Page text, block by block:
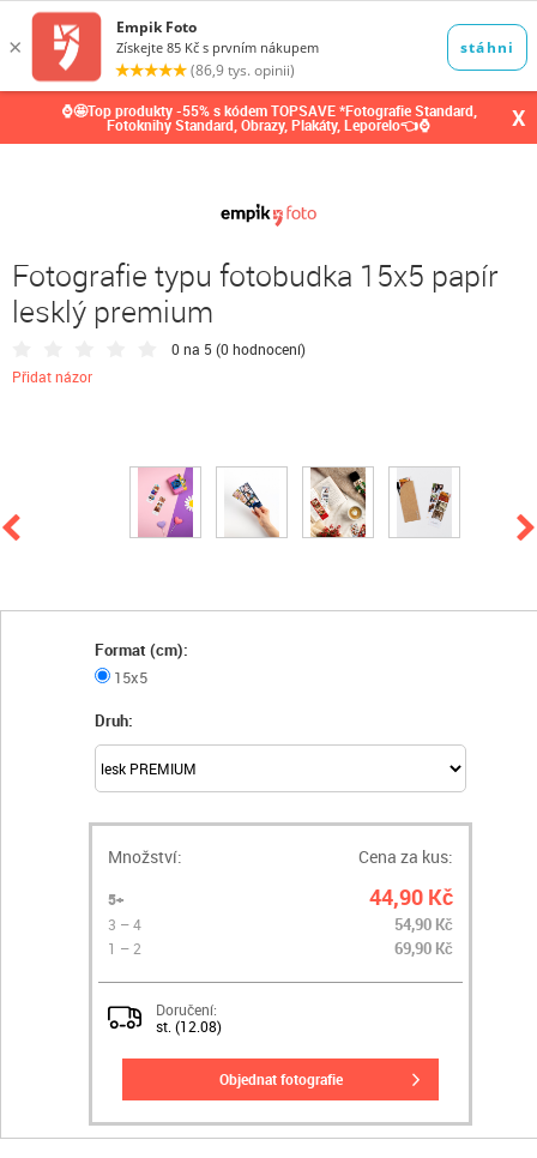
⌚🤩Top produkty -55% s kódem TOPSAVE *Fotografie Standard,
Fotoknihy Standard, Obrazy, Plakáty, Leporelo👈⌚ X
Fotografie typu fotobudka 15x5 papír
lesklý premium
0 na 5 (0 hodnocení)
Přidat názor
Format (cm):
15x5
Druh:
Množství: Cena za kus:
5+ 44,90 Kč
3 – 4 54,90 Kč
1 – 2 69,90 Kč
Doručení:
st. (12.08)
objednat fotografie